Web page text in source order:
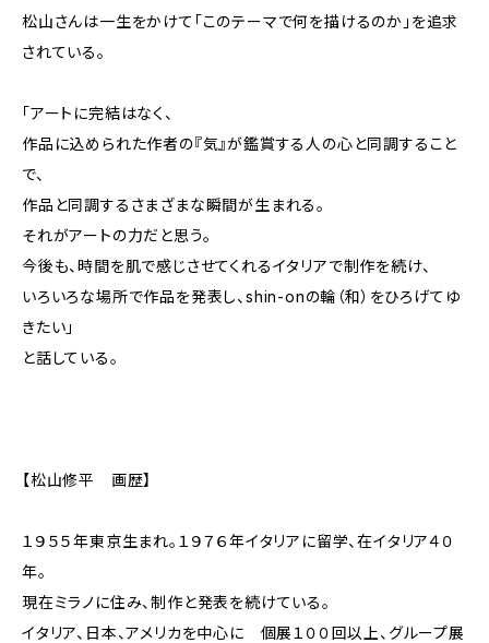
松山さんは一生をかけて「このテーマで何を描けるのか」を追求
されている。
「アートに完結はなく、
作品に込められた作者の『気』が鑑賞する人の心と同調すること
で、
作品と同調するさまざまな瞬間が生まれる。
それがアートの力だと思う。
今後も、時間を肌で感じさせてくれるイタリアで制作を続け、
いろいろな場所で作品を発表し、shin-onの輪（和）をひろげてゆ
きたい」
と話している。
【松山修平 画歴】
１９５５年東京生まれ。１９７６年イタリアに留学、在イタリア４０
年。
現在ミラノに住み、制作と発表を続けている。
イタリア、日本、アメリカを中心に 個展１００回以上、グループ展